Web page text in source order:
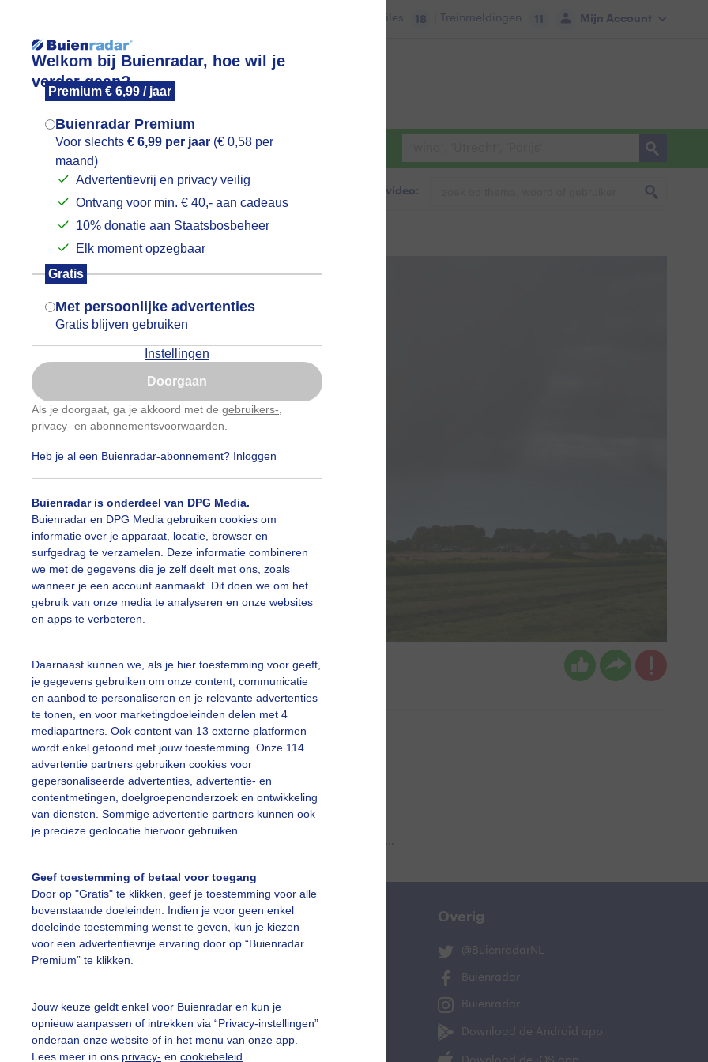
Welkom bij Buienradar, hoe wil je
verder gaan?
Premium € 6,99 / jaar
Buienradar Premium
Voor slechts € 6,99 per jaar (€ 0,58 per
maand)
Advertentievrij en privacy veilig
Ontvang voor min. € 40,- aan cadeaus
10% donatie aan Staatsbosbeheer
Elk moment opzegbaar
Gratis
Met persoonlijke advertenties
Gratis blijven gebruiken
Instellingen
Doorgaan
Als je doorgaat, ga je akkoord met de gebruikers-
privacy- en abonnementsvoorwaarden
Heb je al een Buienradar-abonnement? Inloggen
Buienradar is onderdeel van DPG Media.
Buienradar en DPG Media gebruiken cookies om
informatie over je apparaat, locatie, browser en
surfgedrag te verzamelen. Deze informatie combineren
we met de gegevens die je zelf deelt met ons, zoals
wanneer je een account aanmaakt. Dit doen we om het
gebruik van onze media te analyseren en onze websites
en apps te verbeteren.
Daarnaast kunnen we, als je hier toestemming voor geeft,
je gegevens gebruiken om onze content, communicatie
en aanbod te personaliseren en je relevante advertenties
te tonen, en voor marketingdoeleinden delen met 4
mediapartners. Ook content van 13 externe platformen
wordt enkel getoond met jouw toestemming. Onze 114
advertentie partners gebruiken cookies voor
gepersonaliseerde advertenties, advertentie- en
contentmetingen, doelgroepenonderzoek en ontwikkeling
van diensten. Sommige advertentie partners kunnen ook
je precieze geolocatie hiervoor gebruiken.
Geef toestemming of betaal voor toegang
Door op "Gratis" te klikken, geef je toestemming voor alle
bovenstaande doeleinden. Indien je voor geen enkel
doeleinde toestemming wenst te geven, kun je kiezen
voor een advertentievrije ervaring door op “Buienradar
Premium” te klikken.
Jouw keuze geldt enkel voor Buienradar en kun je
opnieuw aanpassen of intrekken via “Privacy-instellingen”
onderaan onze website of in het menu van onze app.
Lees meer in ons privacy- en cookiebeleid
Mijn Account
Files 18 | Treinmeldingen 11
Foto en video Weerzine
Zoeken in foto & video:
Kees Jak Gemaakt: 11-05-2026, 37x bekeken
slideshow
vragen
Mijn weer
De Bilt
Overig
@BuienradarNL
Buienradar
Buienradar
Download de Android app
Mogen we je locatie gebruiken voor
het weer?
Indien je hier nog geen akkoord op hebt
gegeven, verschijnt er zo een pop-up uit
je browser waarin deze toestemming
gevraagd wordt.
Is goed, toon de popup
Nu niet, misschien later
Gebruik je Safari en wil je niet elke dag deze pop-up
Klikhierom dit aan te passen